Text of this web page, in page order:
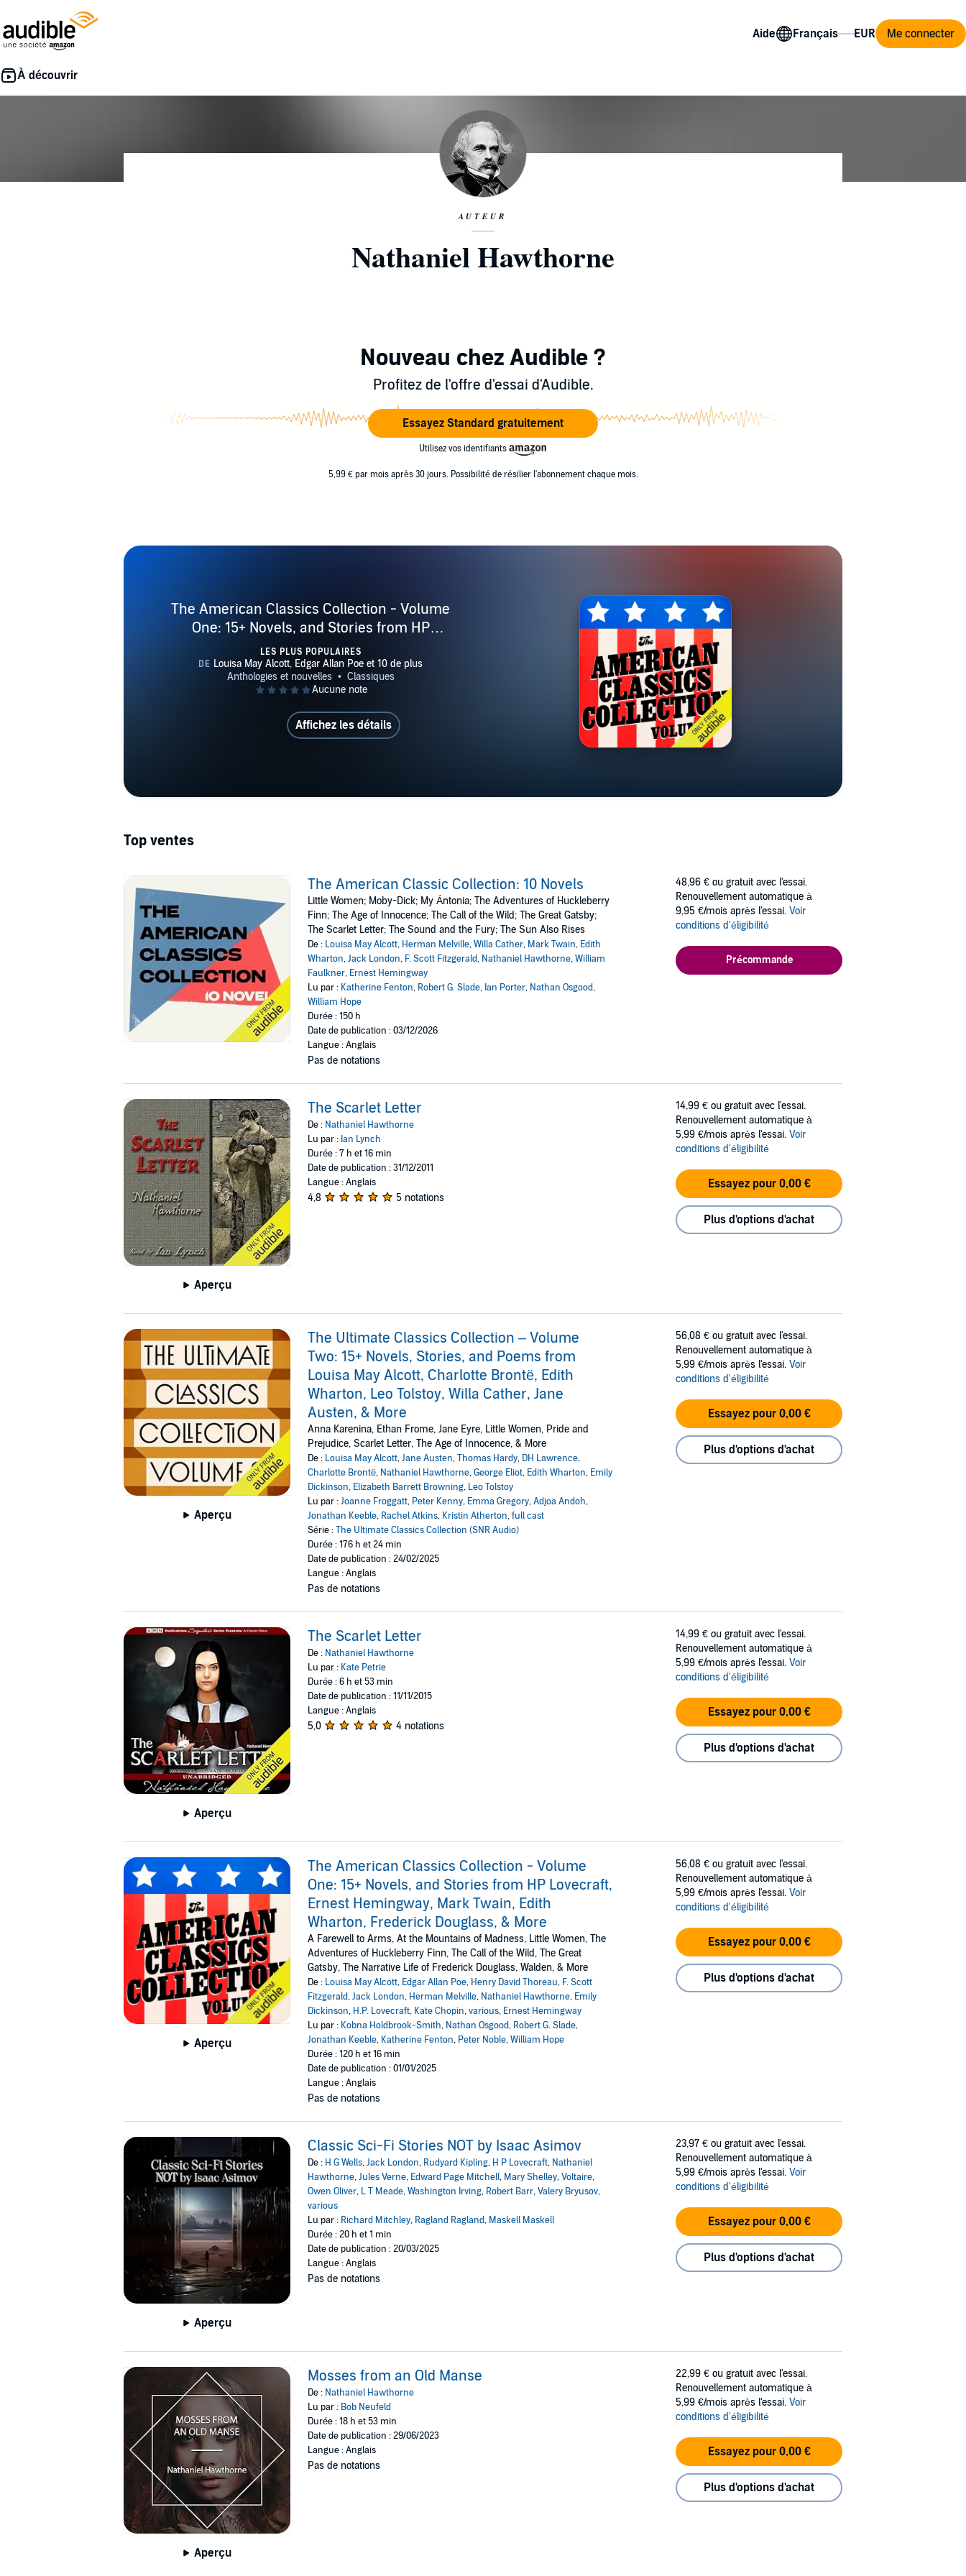
Aide Me connecter
AUTEUR
Nathaniel Hawthorne
Nouveau chez Audible ?
Profitez de l'offre d'essai d'Audible.
Essayez Standard gratuitement
Utilisez vos identifiants
5,99 € par mois après 30 jours. Possibilité de résilier l'abonnement chaque mois.
The American Classics Collection - Volume
One: 15+ Novels, and Stories from HP
Lovecraft, Ernest Hemingway, Mark Twain,
Edith Wharton, Frederick Douglass, & More
LES PLUS POPULAIRES
Affichez les détails
Top ventes
The American Classic Collection: 10 Novels
Little Women; Moby-Dick; My Ántonia; The Adventures of Huckleberry
Finn; The Age of Innocence; The Call of the Wild; The Great Gatsby;
The Scarlet Letter; The Sound and the Fury; The Sun Also Rises
De : Louisa May Alcott, Herman Melville,Willa Cather, Mark Twain, Edith
Wharton,Jack London, F. Scott Fitzgerald, Nathaniel Hawthorne,William
Faulkner, Ernest Hemingway
Lu par : Katherine Fenton, Robert G. Slade, Ian Porter, Nathan Osgood,
William Hope
Durée : 150 h
Date de publication : 03/12/2026
Langue : Anglais
Pas de notations
48,96 € ou gratuit avec l'essai.
Renouvellement automatique à
9,95 €/mois après l'essai. Voir
conditions d'éligibilité
Précommande
Aperçu
The Scarlet Letter
De : Nathaniel Hawthorne
Lu par : Ian Lynch
Durée : 7 h et 16 min
Date de publication : 31/12/2011
Langue : Anglais
4,8 5 notations
14,99 € ou gratuit avec l'essai.
Renouvellement automatique à
5,99 €/mois après l'essai. Voir
conditions d'éligibilité
Essayez pour 0,00 €
Plus d'options d'achat
Aperçu
The Ultimate Classics Collection – Volume
Two: 15+ Novels, Stories, and Poems from
Louisa May Alcott, Charlotte Brontë, Edith
Wharton, Leo Tolstoy, Willa Cather, Jane
Austen, & More
Anna Karenina, Ethan Frome, Jane Eyre, Little Women, Pride and
Prejudice, Scarlet Letter, The Age of Innocence, & More
De : Louisa May Alcott,Jane Austen,Thomas Hardy, DH Lawrence,
Charlotte Brontë, Nathaniel Hawthorne,George Eliot, Edith Wharton, Emily
Dickinson, Elizabeth Barrett Browning, Leo Tolstoy
Lu par :Joanne Froggatt, Peter Kenny, Emma Gregory,Adjoa Andoh,
Jonathan Keeble, Rachel Atkins, Kristin Atherton,full cast
Série :The Ultimate Classics Collection (SNR Audio)
Durée : 176 h et 24 min
Date de publication : 24/02/2025
Langue : Anglais
Pas de notations
56,08 € ou gratuit avec l'essai.
Renouvellement automatique à
5,99 €/mois après l'essai. Voir
conditions d'éligibilité
Essayez pour 0,00 €
Plus d'options d'achat
Aperçu
The Scarlet Letter
De : Nathaniel Hawthorne
Lu par : Kate Petrie
Durée : 6 h et 53 min
Date de publication : 11/11/2015
Langue : Anglais
5,0 4 notations
14,99 € ou gratuit avec l'essai.
Renouvellement automatique à
5,99 €/mois après l'essai. Voir
conditions d'éligibilité
Essayez pour 0,00 €
Plus d'options d'achat
Aperçu
The American Classics Collection - Volume
One: 15+ Novels, and Stories from HP Lovecraft,
Ernest Hemingway, Mark Twain, Edith
Wharton, Frederick Douglass, & More
A Farewell to Arms, At the Mountains of Madness, Little Women, The
Adventures of Huckleberry Finn, The Call of the Wild, The Great
Gatsby, The Narrative Life of Frederick Douglass, Walden, & More
De : Louisa May Alcott, Edgar Allan Poe, Henry David Thoreau, F. Scott
Fitzgerald,Jack London, Herman Melville, Nathaniel Hawthorne, Emily
Dickinson, H.P. Lovecraft, Kate Chopin,various, Ernest Hemingway
Lu par : Kobna Holdbrook-Smith, Nathan Osgood, Robert G. Slade,
Jonathan Keeble, Katherine Fenton, Peter Noble,William Hope
Durée : 120 h et 16 min
Date de publication : 01/01/2025
Langue : Anglais
Pas de notations
56,08 € ou gratuit avec l'essai.
Renouvellement automatique à
5,99 €/mois après l'essai. Voir
conditions d'éligibilité
Essayez pour 0,00 €
Plus d'options d'achat
Aperçu
Classic Sci-Fi Stories NOT by Isaac Asimov
De : H G Wells,Jack London, Rudyard Kipling, H P Lovecraft, Nathaniel
Hawthorne,Jules Verne, Edward Page Mitchell, Mary Shelley,Voltaire,
Owen Oliver, L T Meade,Washington Irving, Robert Barr,Valery Bryusov,
various
Lu par : Richard Mitchley, Ragland Ragland, Maskell Maskell
Durée : 20 h et 1 min
Date de publication : 20/03/2025
Langue : Anglais
Pas de notations
23,97 € ou gratuit avec l'essai.
Renouvellement automatique à
5,99 €/mois après l'essai. Voir
conditions d'éligibilité
Essayez pour 0,00 €
Plus d'options d'achat
Aperçu
Mosses from an Old Manse
De : Nathaniel Hawthorne
Lu par : Bob Neufeld
Durée : 18 h et 53 min
Date de publication : 29/06/2023
Langue : Anglais
Pas de notations
22,99 € ou gratuit avec l'essai.
Renouvellement automatique à
5,99 €/mois après l'essai. Voir
conditions d'éligibilité
Essayez pour 0,00 €
Plus d'options d'achat